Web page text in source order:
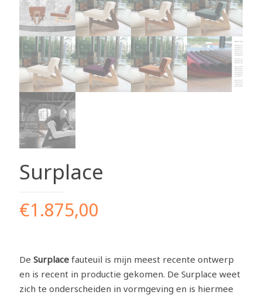
Surplace
€1.875,00
De Surplace fauteuil is mijn meest recente ontwerp
en is recent in productie gekomen. De Surplace weet
zich te onderscheiden in vormgeving en is hiermee